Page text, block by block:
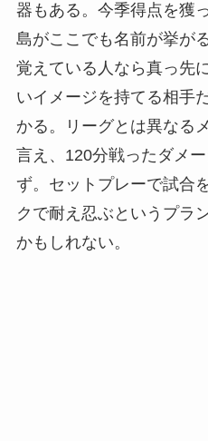
器もある。今季得点を獲
島がここでも名前が挙が
覚えている人なら真っ先
いイメージを持てる相手
かる。リーグとは異なる
言え、120分戦ったダメ
ず。セットプレーで試合
クで耐え忍ぶというプラ
かもしれない。